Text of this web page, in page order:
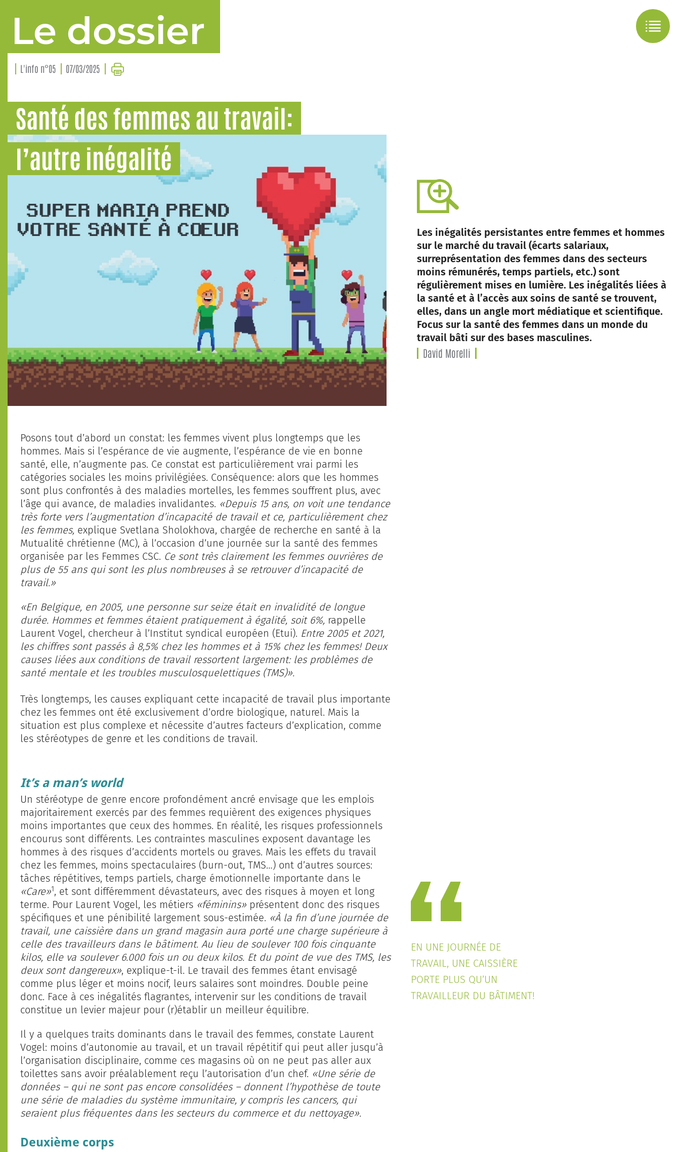
Le dossier
L'info n°05 07/03/2025
Santé des femmes au travail:
l’autre inégalité
Les inégalités persistantes entre femmes et hommes
sur le marché du travail (écarts salariaux,
surreprésentation des femmes dans des secteurs
moins rémunérés, temps partiels, etc.) sont
régulièrement mises en lumière. Les inégalités liées à
la santé et à l’accès aux soins de santé se trouvent,
elles, dans un angle mort médiatique et scientifique.
Focus sur la santé des femmes dans un monde du
travail bâti sur des bases masculines.
David Morelli
Posons tout d’abord un constat: les femmes vivent plus longtemps que les
hommes. Mais si l’espérance de vie augmente, l’espérance de vie en bonne
santé, elle, n’augmente pas. Ce constat est particulièrement vrai parmi les
catégories sociales les moins privilégiées. Conséquence: alors que les hommes
sont plus confrontés à des maladies mortelles, les femmes souffrent plus, avec
l’âge qui avance, de maladies invalidantes. «Depuis 15 ans, on voit une tendance
très forte vers l’augmentation d’incapacité de travail et ce, particulièrement chez
les femmes, explique Svetlana Sholokhova, chargée de recherche en santé à la
Mutualité chrétienne (MC), à l’occasion d’une journée sur la santé des femmes
organisée par les Femmes CSC. Ce sont très clairement les femmes ouvrières de
plus de 55 ans qui sont les plus nombreuses à se retrouver d’incapacité de
travail.»
«En Belgique, en 2005, une personne sur seize était en invalidité de longue
durée. Hommes et femmes étaient pratiquement à égalité, soit 6%, rappelle
Laurent Vogel, chercheur à l’Institut syndical européen (Etui). Entre 2005 et 2021,
les chiffres sont passés à 8,5% chez les hommes et à 15% chez les femmes! Deux
causes liées aux conditions de travail ressortent largement: les problèmes de
santé mentale et les troubles musculosquelettiques (TMS)».
Très longtemps, les causes expliquant cette incapacité de travail plus importante
chez les femmes ont été exclusivement d’ordre biologique, naturel. Mais la
situation est plus complexe et nécessite d’autres facteurs d’explication, comme
les stéréotypes de genre et les conditions de travail.
It’s a man’s world
Un stéréotype de genre encore profondément ancré envisage que les emplois
majoritairement exercés par des femmes requièrent des exigences physiques
moins importantes que ceux des hommes. En réalité, les risques professionnels
encourus sont différents. Les contraintes masculines exposent davantage les
hommes à des risques d’accidents mortels ou graves. Mais les effets du travail
chez les femmes, moins spectaculaires (burn-out, TMS…) ont d’autres sources:
tâches répétitives, temps partiels, charge émotionnelle importante dans le
«Care»1, et sont différemment dévastateurs, avec des risques à moyen et long
terme. Pour Laurent Vogel, les métiers «féminins» présentent donc des risques
spécifiques et une pénibilité largement sous-estimée. «À la fin d’une journée de
travail, une caissière dans un grand magasin aura porté une charge supérieure à
celle des travailleurs dans le bâtiment. Au lieu de soulever 100 fois cinquante
kilos, elle va soulever 6.000 fois un ou deux kilos. Et du point de vue des TMS, les
deux sont dangereux», explique-t-il. Le travail des femmes étant envisagé
comme plus léger et moins nocif, leurs salaires sont moindres. Double peine
donc. Face à ces inégalités flagrantes, intervenir sur les conditions de travail
constitue un levier majeur pour (r)établir un meilleur équilibre.
Il y a quelques traits dominants dans le travail des femmes, constate Laurent
Vogel: moins d’autonomie au travail, et un travail répétitif qui peut aller jusqu’à
l’organisation disciplinaire, comme ces magasins où on ne peut pas aller aux
toilettes sans avoir préalablement reçu l’autorisation d’un chef. «Une série de
données – qui ne sont pas encore consolidées – donnent l’hypothèse de toute
une série de maladies du système immunitaire, y compris les cancers, qui
seraient plus fréquentes dans les secteurs du commerce et du nettoyage».
EN UNE JOURNÉE DE
TRAVAIL, UNE CAISSIÈRE
PORTE PLUS QU’UN
TRAVAILLEUR DU BÂTIMENT!
Deuxième corps